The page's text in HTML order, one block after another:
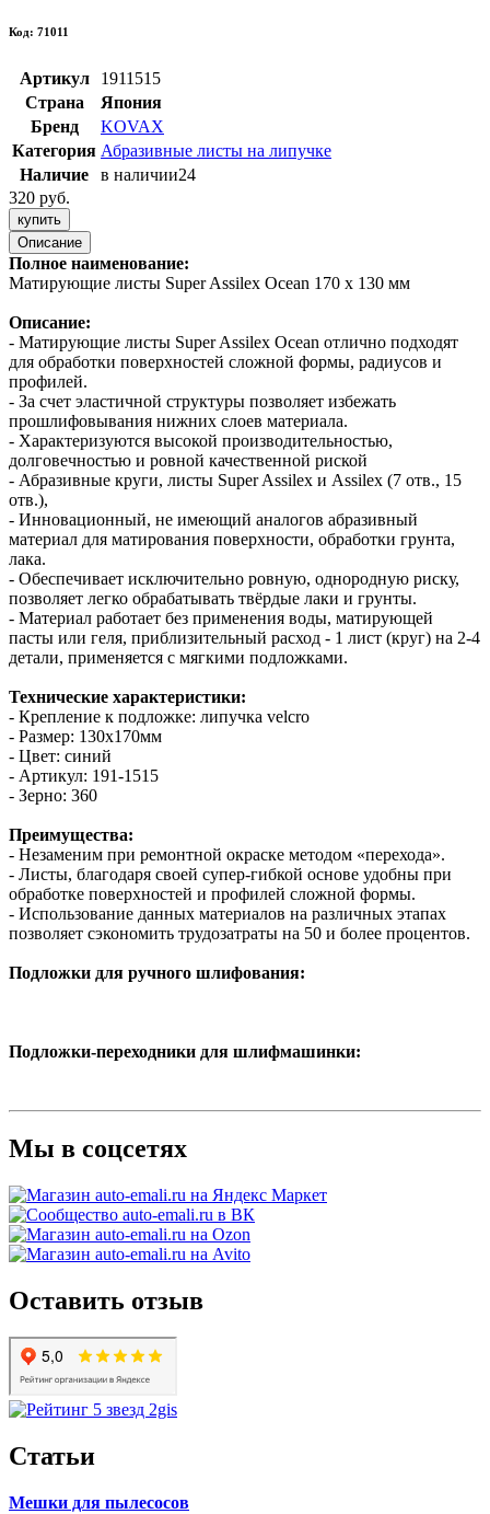
Код: 71011
Артикул
1911515
Страна
Япония
Бренд
KOVAX
Категория Абразивные листы на липучке
Наличие
в наличии24
320 руб.
купить
Описание
Полное наименование:
Матирующие листы Super Assilex Ocean 170 х 130 мм
Описание:
- Матирующие листы Super Assilex Ocean отлично подходят
для обработки поверхностей сложной формы, радиусов и
профилей.
- За счет эластичной структуры позволяет избежать
прошлифовывания нижних слоев материала.
- Характеризуются высокой производительностью,
долговечностью и ровной качественной риской
- Абразивные круги, листы Super Assilex и Assilex (7 отв., 15
отв.),
- Инновационный, не имеющий аналогов абразивный
материал для матирования поверхности, обработки грунта,
лака.
- Обеспечивает исключительно ровную, однородную риску,
позволяет легко обрабатывать твёрдые лаки и грунты.
- Материал работает без применения воды, матирующей
пасты или геля, приблизительный расход - 1 лист (круг) на 2-4
детали, применяется с мягкими подложками.
Технические характеристики:
- Крепление к подложке: липучка velcro
- Размер: 130х170мм
- Цвет: синий
- Артикул: 191-1515
- Зерно: 360
Преимущества:
- Незаменим при ремонтной окраске методом «перехода».
- Листы, благодаря своей супер-гибкой основе удобны при
обработке поверхностей и профилей сложной формы.
- Использование данных материалов на различных этапах
позволяет сэкономить трудозатраты на 50 и более процентов.
Подложки для ручного шлифования:
Подложки-переходники для шлифмашинки:
Мы в соцсетях
Оставить отзыв
Статьи
Мешки для пылесосов